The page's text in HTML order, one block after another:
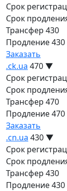
Срок
Срок
Трансфер 430
Продление430
Заказать
.ck.ua 470 ▼
Срок
Срок
Трансфер 470
Продление470
Заказать
.cn.ua 430 ▼
Срок
Срок
Трансфер 430
Продление430